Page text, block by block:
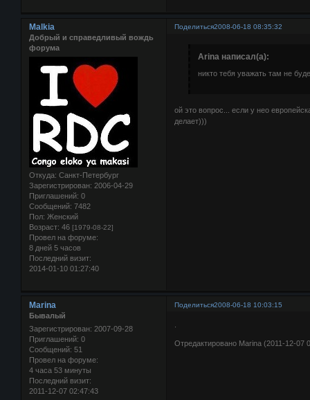
Поделиться2008-06-18 08:35:32
Malkia
Добрый и справедливый вождь
форума
Откуда: Санкт-Петербург
Зарегистрирован: 2006-04-29
Приглашений: 0
Сообщений: 7482
Пол: Женский
Возраст: 46 [1979-08-22]
Провел на форуме:
8 дней 5 часов
Последний визит:
2014-01-10 01:27:40
Arina написал(а):
никто тебя уважать там не
ой это вопрос... если у нео
делает)))
Поделиться2008-06-18 10:03:15
Marina
Бывалый
Зарегистрирован: 2007-09-28
Приглашений: 0
Сообщений: 51
Провел на форуме:
4 часа 53 минуты
Последний визит:
2011-12-07 02:47:43
Отредактировано Marina (2011-12-07